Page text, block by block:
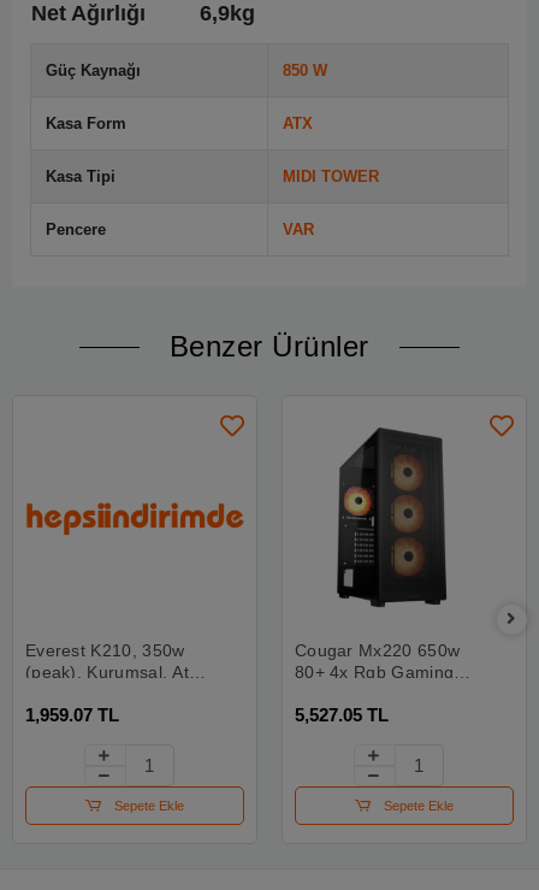
Net Ağırlığı 6,9kg
Güç Kaynağı 850 W
Kasa Form ATX
Kasa Tipi MIDI TOWER
Pencere VAR
Benzer Ürünler
Everest K210, 350w
(peak), Kurumsal, Atx,
1,959.07 TL
Sepete Ekle
Cougar Mx220 650w
80+ 4x Rgb Gaming
5,527.05 TL
Sepete Ekle